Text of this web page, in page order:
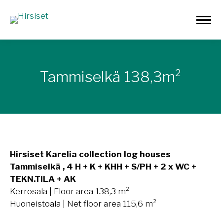
Tammiselkä 138,3m²
Hirsiset Karelia collection log houses
Tammiselkä , 4 H + K + KHH + S/PH + 2 x WC +
TEKN.TILA + AK
Kerrosala | Floor area 138,3 m²
Huoneistoala | Net floor area 115,6 m²